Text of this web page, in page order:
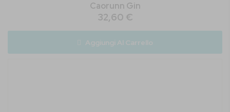
Caorunn Gin
32,60 €
Aggiungi Al Carrello